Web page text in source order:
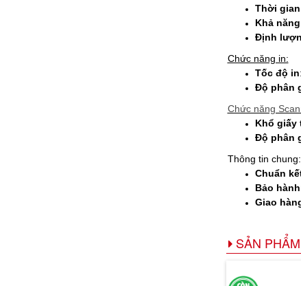
Thời
Khả
Định
Chức năng in:
Tốc độ in
Độ phân
​Chức năng
Khổ giấy
Độ phân
Thông tin chung:
Chuẩn
Bảo
Giao
SẢN